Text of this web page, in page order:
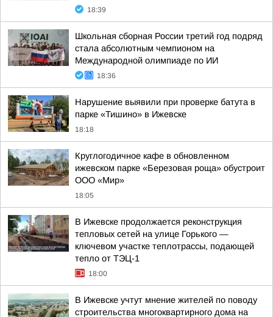
18:39
Школьная сборная России третий год подряд
стала абсолютным чемпионом на
Международной олимпиаде по ИИ
18:36
Нарушение выявили при проверке батута в
парке «Тишино» в Ижевске
18:18
Круглогодичное кафе в обновленном
ижевском парке «Березовая роща» обустроит
ООО «Мир»
18:05
В Ижевске продолжается реконструкция
тепловых сетей на улице Горького —
ключевом участке теплотрассы, подающей
тепло от ТЭЦ-1
18:00
В Ижевске учтут мнение жителей по поводу
строительства многоквартирного дома на